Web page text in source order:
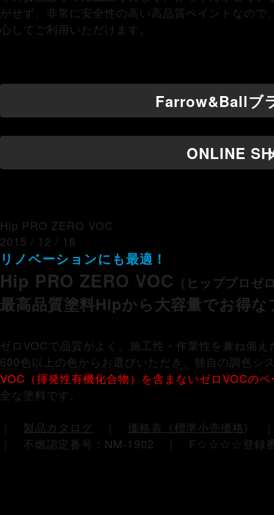
がせず、非常に安全性の高い高品質ペイントなの
心してご利用いただけます。
Farrow&Ballブ
ONLINE
Hip PRO ZERO VOC
2015 / 12 / 18
リノベーションにも最適！
Hip PRO ZERO VOC （ヒッププロゼ
最高品質塗料Hipから大容量でお得な
ゼロVOCで品質がよく、施工性・作業性を兼ね備
600色以上の色からお選びいただき、独自の調色シ
VOC（揮発性有機化合物）を含まないゼロVOCの
全な塗料です。
製品カタログ 価格表（標準小売価格)
｜ 不燃認定番号：NM-1902 ｜ F☆☆☆☆登録